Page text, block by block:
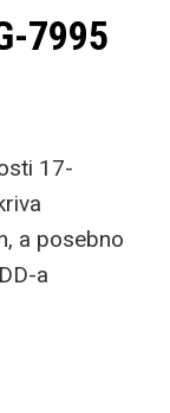
7995
17-
a posebno
a